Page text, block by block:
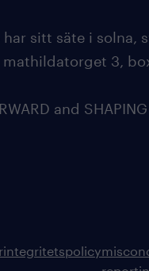
sitt säte i solna,
3,
and
integritetspolicy